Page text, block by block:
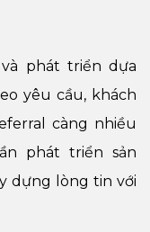
phát triển dựa
yêu cầu, khách
càng nhiều
phát triển sản
dựng lòng tin với